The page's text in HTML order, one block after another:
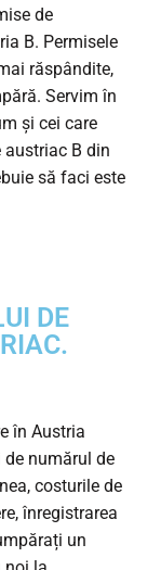
de
B. Permisele
răspândite,
Servim în
și cei care
B din
să faci este
DE
în Austria
numărul de
costurile de
înregistrarea
un